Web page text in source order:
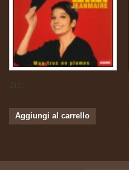
Zizi...
Aggiungi al carrello